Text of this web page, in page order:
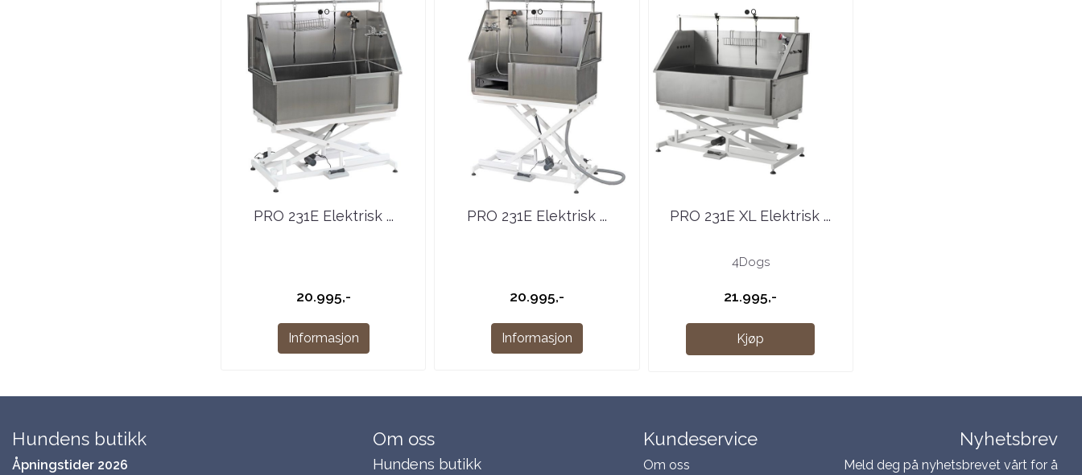
PRO 231E Elektrisk ...
20.995,-
Informasjon
PRO 231E Elektrisk ...
20.995,-
Informasjon
PRO 231E XL Elektrisk ...
4Dogs
21.995,-
Kjøp
Hundens butikk
Åpningstider 2026
Om oss
Hundens butikk
Kundeservice
Om oss
Nyhetsbrev
Meld deg på nyhetsbrevet vårt for å